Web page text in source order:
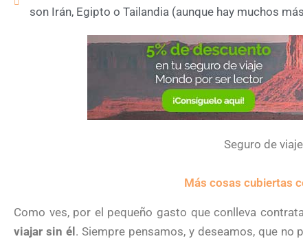
son Irán, Egipto o Tailandia (aunque hay muchos
Seguro de
Más cosas cubiertas
Como ves, por el pequeño gasto que conlleva
viajar sin él . Siempre pensamos, y deseamos, que